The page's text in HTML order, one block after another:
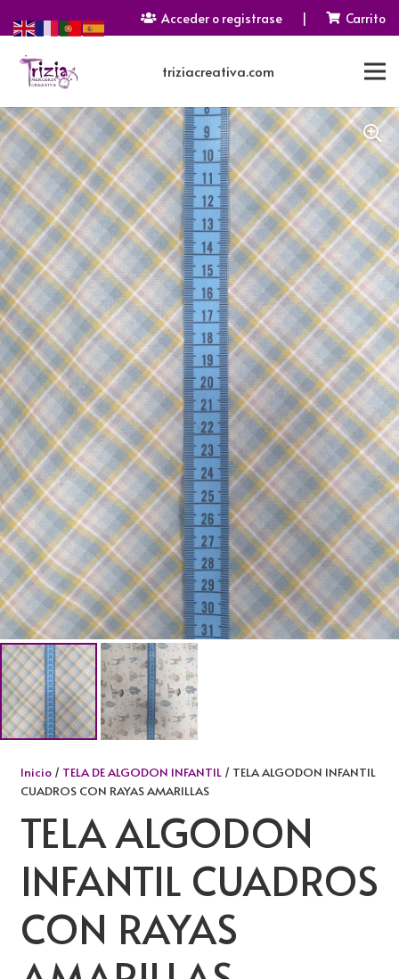
Acceder o registrase | Carrito
triziacreativa.com
Inicio/ TELA DE ALGODON INFANTIL/ TELA ALGODON INFANTIL
CUADROS CON RAYAS AMARILLAS
TELA ALGODON
INFANTIL CUADROS
CON RAYAS